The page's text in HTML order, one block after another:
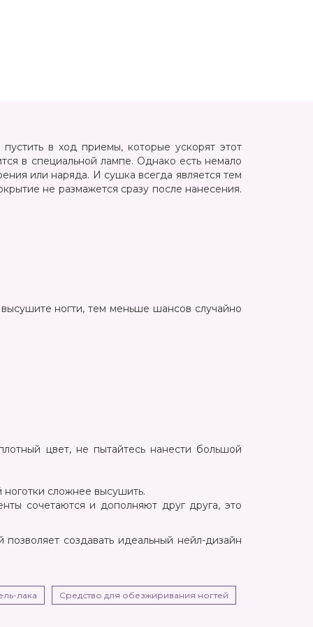
в ход приемы, которые ускорят этот
в специальной лампе. Однако есть немало
или наряда. И сушка всегда является тем
не размажется сразу после нанесения.
ногти, тем меньше шансов случайно
цвет, не пытайтесь нанести большой
сложнее высушить.
сочетаются и дополняют друг друга, это
создавать идеальный нейл-дизайн
лака Средство для обезжиривания ногтей